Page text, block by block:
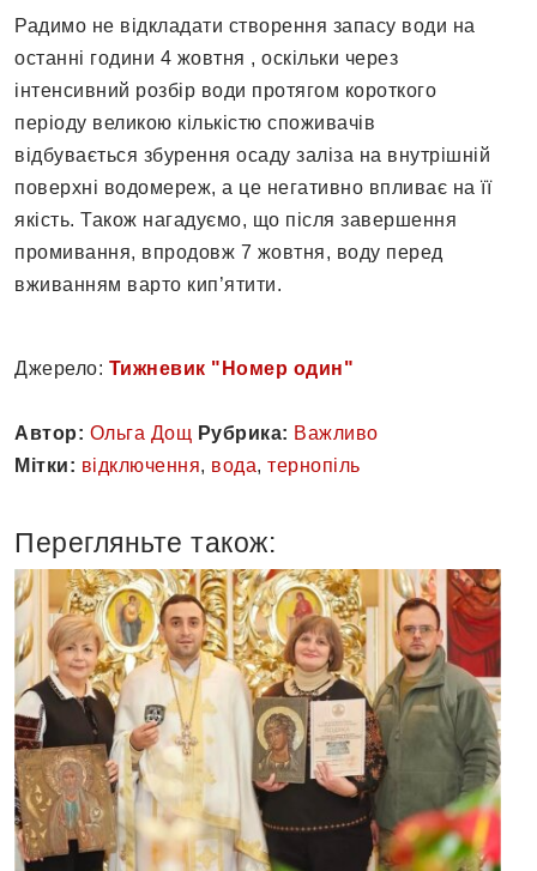
Радимо не відкладати створення запасу води на
останні години 4 жовтня , оскільки через
інтенсивний розбір води протягом короткого
періоду великою кількістю споживачів
відбувається збурення осаду заліза на внутрішній
поверхні водомереж, а це негативно впливає на її
якість. Також нагадуємо, що після завершення
промивання, впродовж 7 жовтня, воду перед
вживанням варто кип’ятити.
Джерело: Тижневик "Номер один"
Автор: Ольга Дощ Рубрика: Важливо
Мітки: відключення, вода, тернопіль
Перегляньте також: